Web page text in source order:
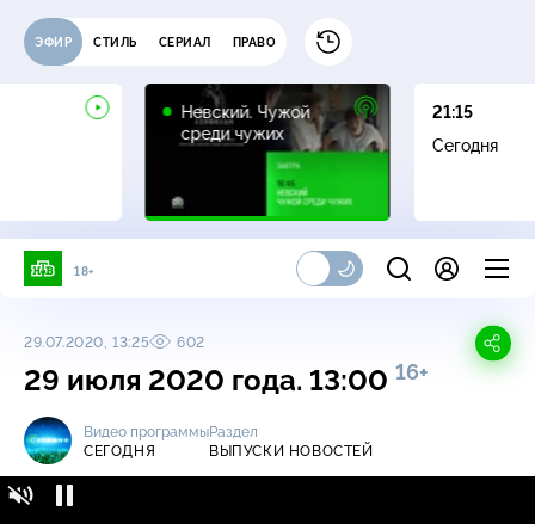
ЭФИР СТИЛЬ СЕРИАЛ ПРАВО
Невский. Чужой
среди чужих
16+
21:15
Сегодня
18+
29.07.2020, 13:25 602
29 июля 2020 года. 13:00 16+
Видео программы
СЕГОДНЯ
Раздел
ВЫПУСКИ НОВОСТЕЙ